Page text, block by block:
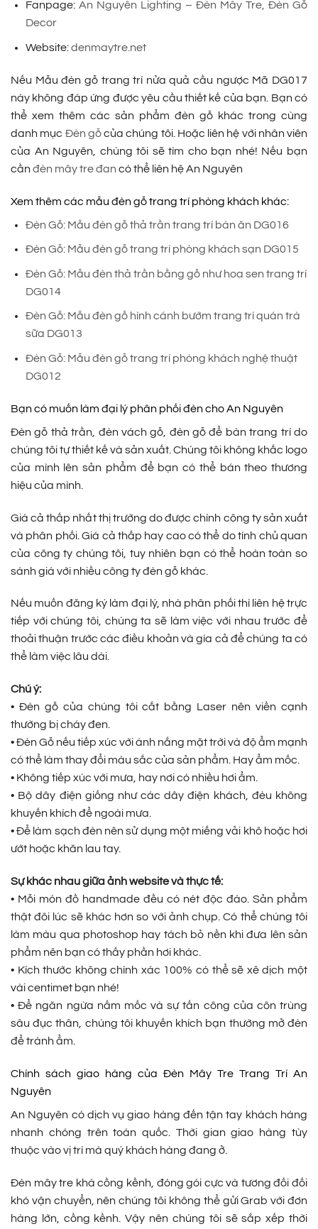
Fanpage: An Nguyên Lighting – Đèn Mây Tre, Đèn Gỗ
Decor
Website:denmaytre.net
Nếu Mẫu đèn gỗ trang trí nửa quả cầu ngược Mã DG017
này không đáp ứng được yêu cầu thiết kế của bạn. Bạn có
thể xem thêm các sản phẩm đèn gỗ khác trong cùng
danh mục Đèn gỗcủa chúng tôi. Hoặc liên hệ với nhân viên
của An Nguyên, chúng tôi sẽ tìm cho bạn nhé! Nếu bạn
cần đèn mây tre đan có thể liên hệ An Nguyên
Xem thêm các mẫu đèn gỗ trang trí phòng khách khác:
Đèn Gỗ: Mẫu đèn gỗ thả trần trang trí bàn ăn DG016
Đèn Gỗ: Mẫu đèn gỗ trang trí phòng khách sạn DG015
Đèn Gỗ: Mẫu đèn thả trần bằng gỗ như hoa sen trang trí
DG014
Đèn Gỗ: Mẫu đèn gỗ hình cánh bướm trang trí quán trà
sữa DG013
Đèn Gỗ: Mẫu đèn gỗ trang trí phòng khách nghệ thuật
DG012
Bạn có muốn làm đại lý phân phối đèn cho An Nguyên
Đèn gỗ thả trần, đèn vách gỗ, đèn gỗ để bàn trang trí do
chúng tôi tự thiết kế và sản xuất. Chúng tôi không khắc logo
của mình lên sản phẩm để bạn có thể bán theo thương
hiệu của mình.
Giá cả thấp nhất thị trường do được chính công ty sản xuất
và phân phối. Giá cả thấp hay cao có thể do tính chủ quan
của công ty chúng tôi, tuy nhiên bạn có thể hoàn toàn so
sánh giá với nhiều công ty đèn gỗ khác.
Nếu muốn đăng ký làm đại lý, nhà phân phối thì liên hệ trực
tiếp với chúng tôi, chúng ta sẽ làm việc với nhau trước để
thoải thuận trước các điều khoản và gía cả để chúng ta có
thể làm việc lâu dài.
Chú ý:
• Đèn gỗ của chúng tôi cắt bằng Laser nên viền cạnh
thường bị cháy đen.
• Đèn Gỗ nếu tiếp xúc với ánh nắng mặt trời và độ ẩm mạnh
có thể làm thay đổi màu sắc của sản phẩm. Hay ẩm mốc.
• Không tiếp xúc với mưa, hay nơi có nhiều hơi ẩm.
• Bộ dây điện giống như các dây điện khách, đèu không
khuyến khích để ngoài mưa.
• Để làm sạch đèn nên sử dụng một miếng vải khô hoặc hơi
ướt hoặc khăn lau tay.
Sự khác nhau giữa ảnh website và thực tế:
• Mỗi món đồ handmade đều có nét độc đáo. Sản phẩm
thật đôi lúc sẽ khác hơn so với ảnh chụp. Có thể chúng tôi
làm màu qua photoshop hay tách bỏ nền khi đưa lên sản
phẩm nên bạn có thấy phần hơi khác.
• Kích thước không chính xác 100% có thể sẽ xê dịch một
vài centimet bạn nhé!
• Để ngăn ngừa nấm mốc và sự tấn công của côn trùng
sâu đục thân, chúng tôi khuyến khích bạn thường mở đèn
để tránh ẩm.
Chính sách giao hàng của Đèn Mây Tre Trang Trí An
Nguyên
An Nguyên có dịch vụ giao hàng đến tận tay khách hàng
nhanh chóng trên toàn quốc. Thời gian giao hàng tùy
thuộc vào vị trí mà quý khách hàng đang ở.
Đèn mây tre khá cồng kềnh, đóng gói cực và tương đối đối
khó vận chuyển, nên chúng tôi không thể gửi Grab với đơn
hàng lớn, cồng kềnh. Vậy nên chúng tôi sẽ sắp xếp thời